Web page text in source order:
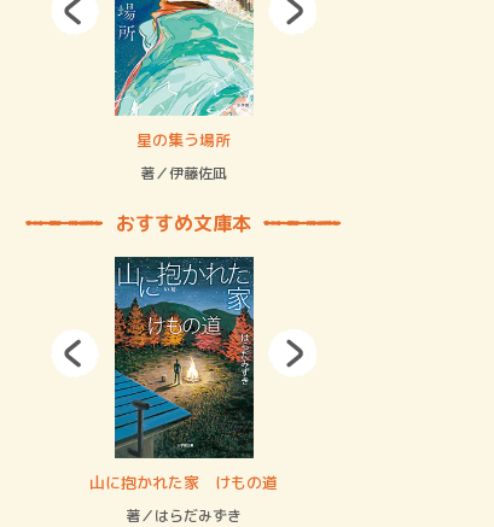
星の集う場所
著／伊藤佐凪
おすすめ文庫本
山に抱かれた家 けもの道
著／はらだみずき